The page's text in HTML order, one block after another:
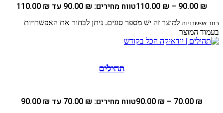
90.00 ₪
–
110.00 ₪ טווח מחירים: ⁦90.00 ₪⁩ עד ⁦110.00 ₪⁩
בחר אפשרויות למוצר זה יש מספר סוגים. ניתן לבחור את האפשרויות
בעמוד המוצר
תהילים
70.00 ₪
–
90.00 ₪ טווח מחירים: ⁦70.00 ₪⁩ עד ⁦90.00 ₪⁩